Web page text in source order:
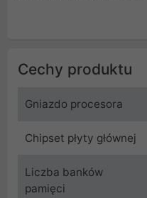
Cechy produktu
Gniazdo procesora
Chipset płyty głównej
Liczba banków
pamięci